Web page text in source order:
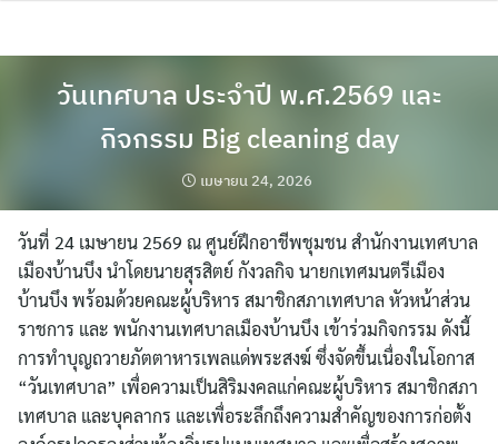
วันเทศบาล ประจำปี พ.ศ.2569 และ
กิจกรรม Big cleaning day
เมษายน 24, 2026
วันที่ 24 เมษายน 2569 ณ ศูนย์ฝึกอาชีพชุมชน สำนักงานเทศบาล
เมืองบ้านบึง นำโดยนายสุรสิตย์ กังวลกิจ นายกเทศมนตรีเมือง
บ้านบึง พร้อมด้วยคณะผู้บริหาร สมาชิกสภาเทศบาล หัวหน้าส่วน
ราชการ และ พนักงานเทศบาลเมืองบ้านบึง เข้าร่วมกิจกรรม ดังนี้
การทำบุญถวายภัตตาหารเพลแด่พระสงฆ์ ซึ่งจัดขึ้นเนื่องในโอกาส
“วันเทศบาล” เพื่อความเป็นสิริมงคลแก่คณะผู้บริหาร สมาชิกสภา
เทศบาล และบุคลากร และเพื่อระลึกถึงความสำคัญของการก่อตั้ง